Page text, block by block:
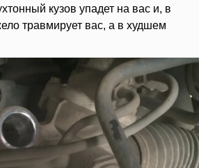
кузов упадет на вас и, в
травмирует вас, а в худшем